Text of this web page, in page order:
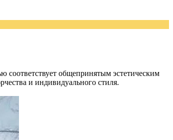
общепринятым эстетическим
и индивидуального стиля.